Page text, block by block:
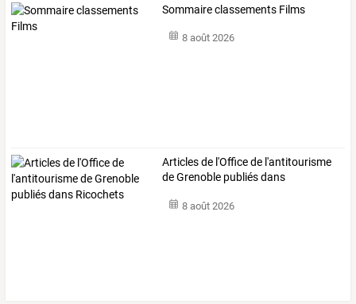
Sommaire classements Films
8 août 2026
Articles de l'Office de l'antitourisme
de Grenoble publiés dans
8 août 2026